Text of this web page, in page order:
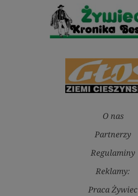
O nas
Partnerzy
Regulaminy
Reklamy:
Praca Żywiec